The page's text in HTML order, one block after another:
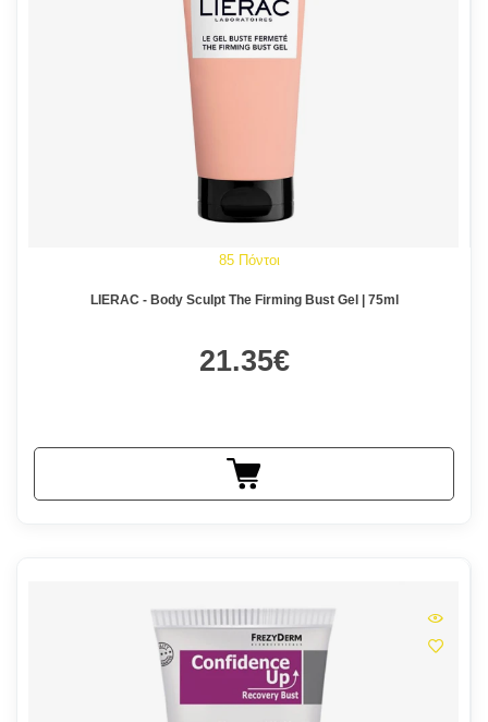
85 Πόντοι
LIERAC - Body Sculpt The Firming Bust Gel | 75ml
21.35€